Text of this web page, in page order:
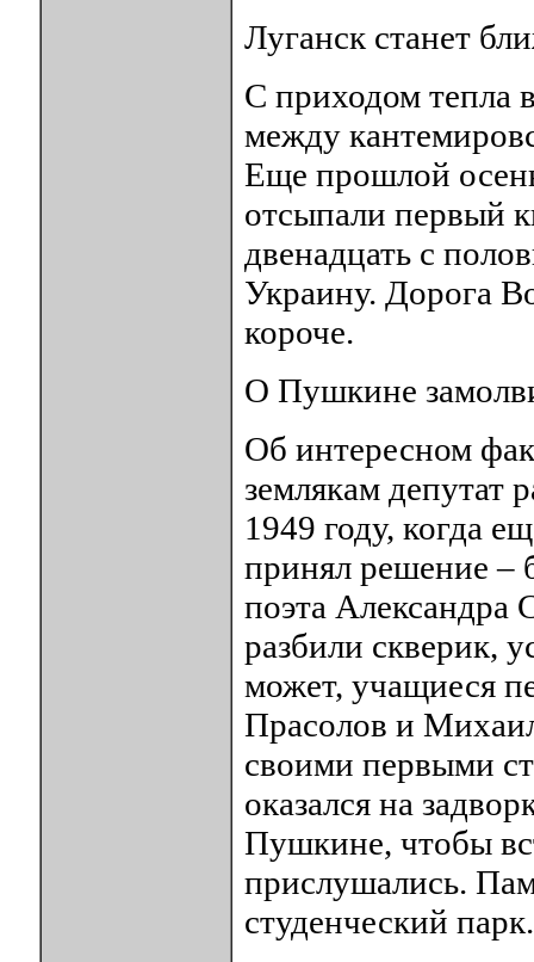
Луганск станет
С приходом тепла
между
Еще прошлой
отсыпали первый
двенадцать с
Украину. Дорога
короче.
О Пушкине
Об интересном
землякам депутат
1949 году, когда
принял решение –
поэта Александра
разбили скверик,
может, учащиеся
Прасолов и
своими первыми
оказался на
Пушкине, чтобы
прислушались.
студенческий парк.